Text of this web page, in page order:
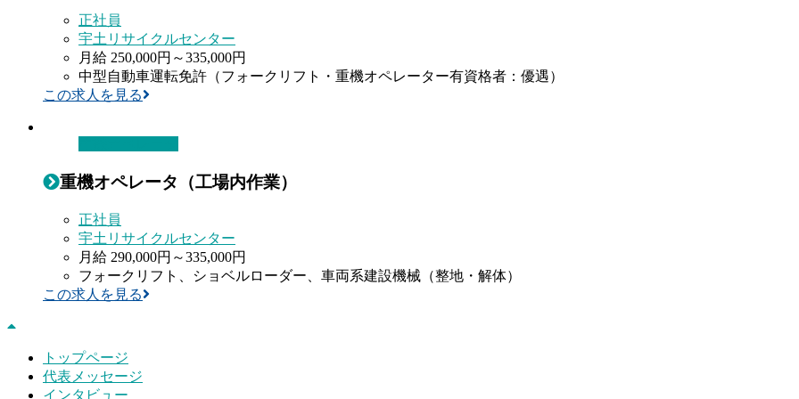
正社員
宇土リサイクルセンター
月給 250,000円～335,000円
中型自動車運転免許（フォークリフト・重機オペレーター有資格者：優遇）
この求人を見る
重機オペレータ（工場内作業）
正社員
宇土リサイクルセンター
月給 290,000円～335,000円
フォークリフト、ショベルローダー、車両系建設機械（整地・解体）
この求人を見る
トップページ
代表メッセージ
インタビュー